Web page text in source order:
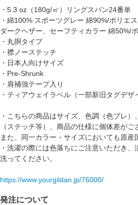
・5.3 oz（180g/㎡）リングスパン24番単
・綿100% スポーツグレー 綿90%/ポリエ
ダークヘザー、セーフティカラー 綿50%/
・丸胴タイプ
・襟ノーステッチ
・日本人向けサイズ
・Pre-Shrunk
・肩補強テープ入り
・ティアウェイラベル（一部新旧タグデザ
・こちらの商品はサイズ、色調（色ブレ
（ステッチ等）、商品の仕様に個体差がご
また、同一カラー・サイズにおいても原産
・洗濯の際には色落ちにご注意いただき
洗ってください。
https://www.yourgildan.jp/76000/
発注について